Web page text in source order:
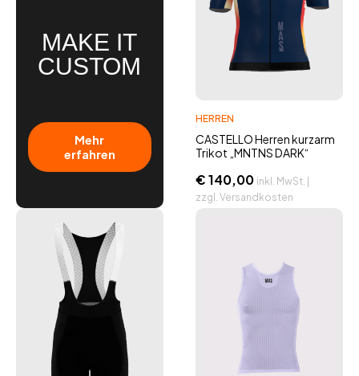
MAKE IT
CUSTOM
Mehr
erfahren
HERREN
CASTELLO Herren kurzarm
Trikot „MNTNS DARK“
€140,00 inkl. MwSt. |
zzgl. Versandkosten